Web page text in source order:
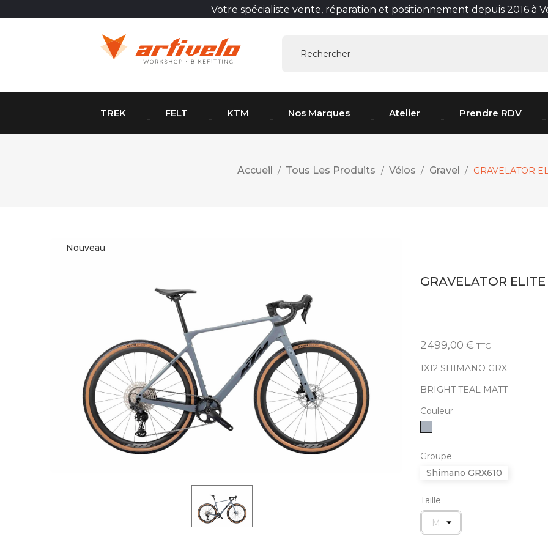
Votre spécialiste vente, réparation et positionnement depuis 2016 à
TREK FELT KTM Nos Marques Atelier Prendre RDV
Accueil Tous Les Produits Vélos Gravel GRAVELATOR
Nouveau
GRAVELATOR
2 499,00 € TTC
1X12 SHIMANO GRX
BRIGHT TEAL MATT
Couleur
Groupe
Shimano GRX610
Taille